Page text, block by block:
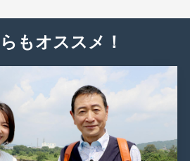
もオススメ！